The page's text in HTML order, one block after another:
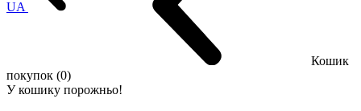
UA
Кошик
покупок (0)
У кошику порожньо!